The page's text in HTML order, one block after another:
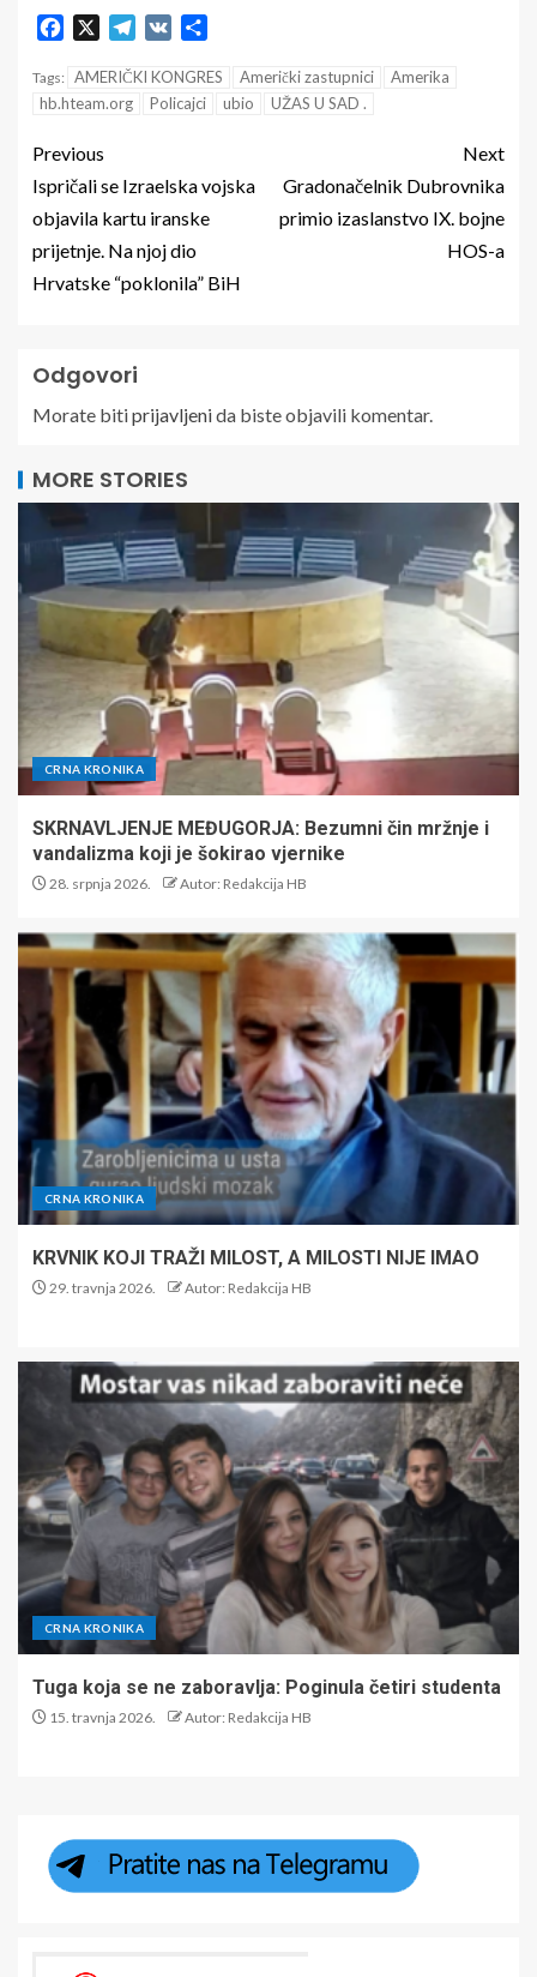
Facebook Telegram
VK
Tags: AMERIČKI KONGRES Američki zastupnici
Amerika
hb.hteam.org
Policajci ubio UŽAS U SAD .
Previous
Ispričali se Izraelska vojska
objavila kartu iranske
prijetnje. Na njoj dio
Hrvatske “poklonila” BiH
Next
Gradonačelnik Dubrovnika
primio izaslanstvo IX. bojne
HOS-a
Odgovori
Morate bitiprijavljenida biste objavili komentar.
MORE STORIES
CRNA KRONIKA
SKRNAVLJENJE MEĐUGORJA: Bezumni čin mržnje i
vandalizma koji je šokirao vjernike
28. srpnja 2026. Autor: Redakcija HB
CRNA KRONIKA
KRVNIK KOJI TRAŽI MILOST, A MILOSTI NIJE IMAO
29. travnja 2026. Autor: Redakcija HB
CRNA KRONIKA
Tuga koja se ne zaboravlja: Poginula četiri studenta
15. travnja 2026. Autor: Redakcija HB